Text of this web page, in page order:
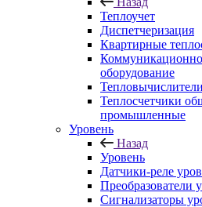
Теплоучет
Диспетчеризация
Квартирные
оборудование
Тепловычислители
Теплосчетчики
промышленные
Уровень
Назад
Уровень
Датчики-реле
Преобразователи
Сигнализаторы